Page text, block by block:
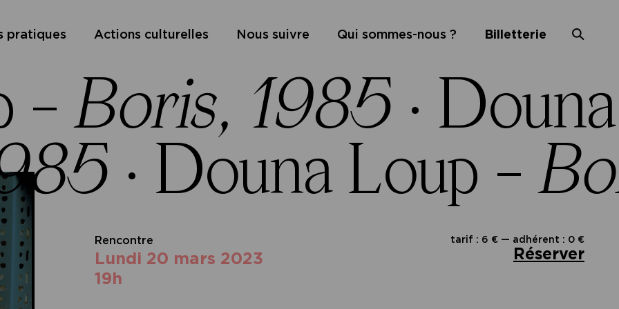
pratiques Actions culturelles Nous suivre Qui sommes-nous ? Billetterie
– Boris, 1985 ·
· Douna Loup –
tarif : 6 € — adhérent : 0 €
Réserver
Rencontre
lundi 20 mars 2023
19h